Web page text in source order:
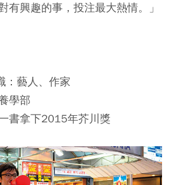
有興趣的事，投注最大熱情。」
：藝人、作家
學部
書拿下2015年芥川獎